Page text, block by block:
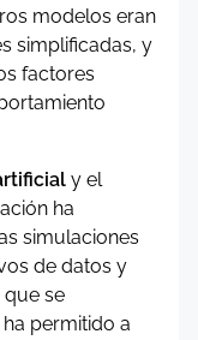
modelos eran
simplificadas, y
factores
y el
ha
simulaciones
de datos y
que se
permitido a